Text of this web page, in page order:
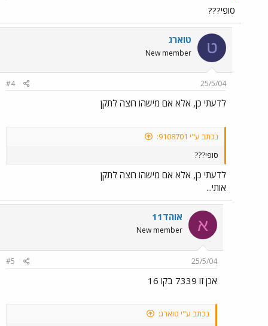
סופי???
ט טוארג
New member
25/5/04
#4
לדעתי כן, אלא אם מישהו רוצה לתקן
נכתב ע"י 9108701:
סופי???
לדעתי כן, אלא אם מישהו רוצה לתקן
אותי...
א אוהד11
New member
25/5/04
#5
אכן זו 7339 בקו 16
נכתב ע"י טוארג: